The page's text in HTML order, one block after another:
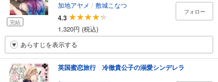
完結
加地アヤメ / 敷城こなつ
4.3
1,320円 (税込)
フォロー
あらすじを表示する
英国蜜恋旅行 冷徹貴公子の溺愛シンデレラ